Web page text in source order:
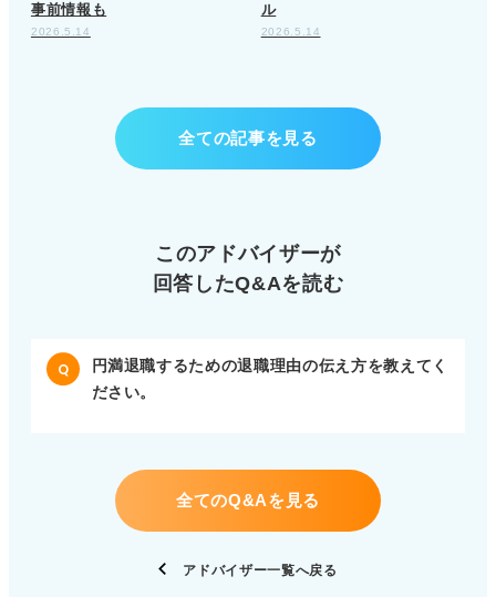
事前情報も
2026.5.14
ル
2026.5.14
全ての記事を見る
このアドバイザーが
回答したQ&Aを読む
Q
円満退職するための退職理由の伝え方を教えてく
ださい。
全てのQ&Aを見る
アドバイザー一覧へ戻る